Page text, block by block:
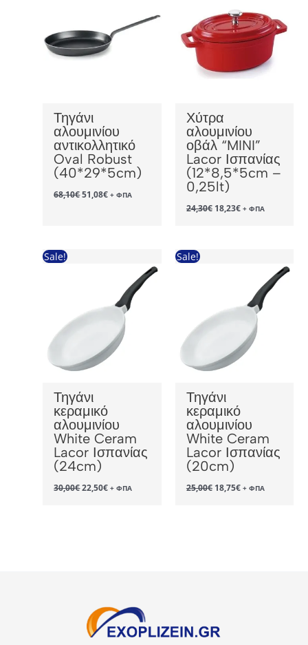
Τηγάνι
αλουμινίου
αντικολλητικό
Oval Robust
(40*29*5cm)
68,10€Original
price
51,08€Η+ ΦΠΑ
Χύτρα
αλουμινίου
οβάλ “MINI”
Lacor Ισπανίας
(12*8,5*5cm –
0,25lt)
24,30€ Original
price
18,23€Η+ ΦΠΑ
Sale!
Τηγάνι
κεραμικό
αλουμινίου
White Ceram
Lacor Ισπανίας
(24cm)
30,00€Original
price
22,50€Η+ ΦΠΑ
Sale!
Τηγάνι
κεραμικό
αλουμινίου
White Ceram
Lacor Ισπανίας
(20cm)
25,00€ Original
price
18,75€Η+ ΦΠΑ